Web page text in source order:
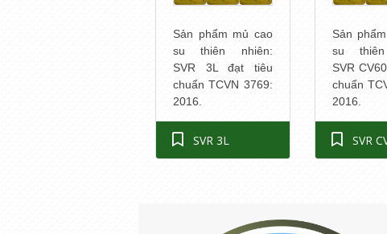
Sản phẩm mủ cao
su thiên nhiên:
SVR 3L đạt tiêu
chuẩn TCVN 3769:
2016.
SVR 3L
Sản
su
SVR
chuẩn
2016.
SVR